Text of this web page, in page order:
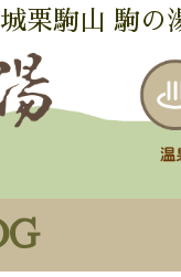
栗駒山 駒の